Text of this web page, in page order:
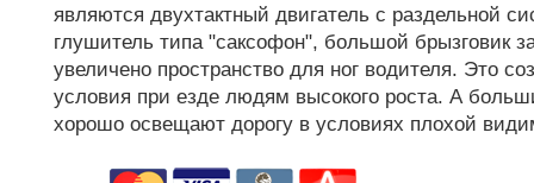
являются двухтактный двигатель с раздельной
глушитель типа "саксофон", большой брызговик
увеличено пространство для ног водителя. Это
условия при езде людям высокого роста. А
хорошо освещают дорогу в условиях плохой